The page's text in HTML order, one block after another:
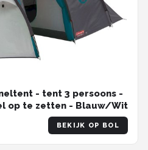
- tent 3 persoons -
op te zetten - Blauw/Wit
BEKIJK OP BOL